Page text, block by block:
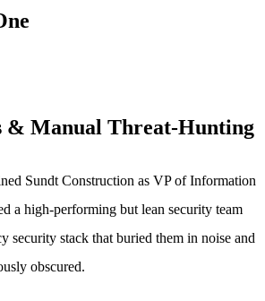
& Manual Threat-Hunting
Sundt Construction as VP of Information
a high-performing but lean security team
security stack that buried them in noise and
obscured.